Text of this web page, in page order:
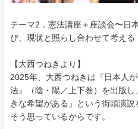
テーマ2．憲法講座＋座談会〜日
び、現状と照らし合わせて考える
【大西つねきより】
2025年、大西つねきは『日本人
法』（陰・陽／上下巻）を出版
きな希望がある」という街頭演
そう思っているからです。